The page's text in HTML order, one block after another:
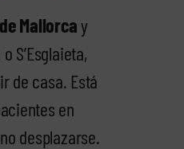
Mallorcay
S’Esglaieta,
de casa. Está
en
desplazarse.